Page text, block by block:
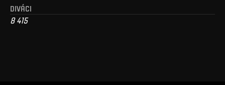
DIVÁCI
8 415